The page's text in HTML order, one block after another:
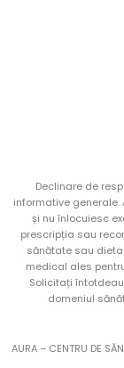
Declinare de
informative
și nu înlocuiesc
prescripția sau
sănătate sau
medical ales
Solicitați
domeniul
AURA – CENTRU DE